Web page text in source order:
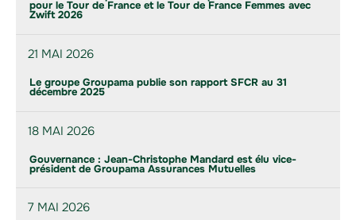
pour le Tour de France et le Tour de France Femmes avec
Zwift 2026
21 MAI 2026
Le groupe Groupama publie son rapport SFCR au 31
décembre 2025
18 MAI 2026
Gouvernance : Jean-Christophe Mandard est élu vice-
président de Groupama Assurances Mutuelles
7 MAI 2026